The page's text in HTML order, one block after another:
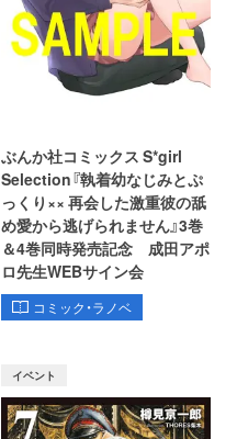
ぶんか社コミックス S*girl
Selection『執着幼なじみとぷ
っくり×× 再会した激重彼の舐
め愛から逃げられません』3巻
＆4巻同時発売記念 成田アポ
ロ先生WEBサイン会
コミック・ラノベ
イベント